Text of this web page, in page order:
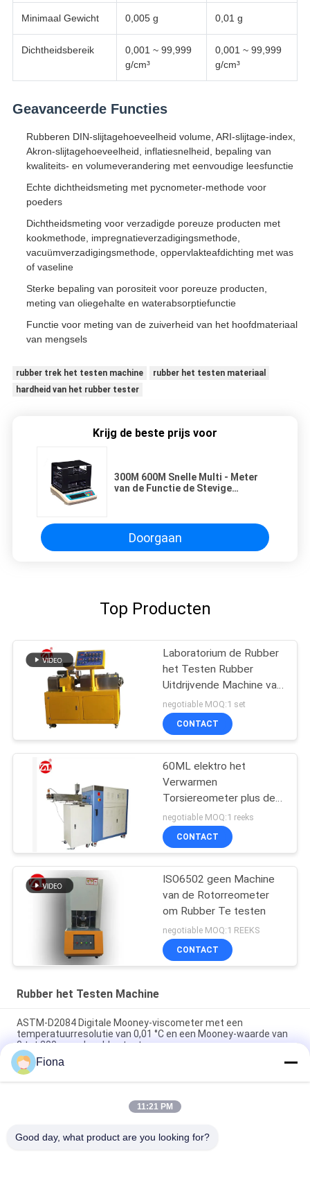
Minimaal Gewicht 0,005 g 0,01 g
Dichtheidsbereik
0,001 ~ 99,999
g/cm³
0,001 ~ 99,999
g/cm³
Geavanceerde Functies
Rubberen DIN-slijtagehoeveelheid volume, ARI-slijtage-index,
Akron-slijtagehoeveelheid, inflatiesnelheid, bepaling van
kwaliteits- en volumeverandering met eenvoudige leesfunctie
Echte dichtheidsmeting met pycnometer-methode voor
poeders
Dichtheidsmeting voor verzadigde poreuze producten met
kookmethode, impregnatieverzadigingsmethode,
vacuümverzadigingsmethode, oppervlakteafdichting met was
of vaseline
Sterke bepaling van porositeit voor poreuze producten,
meting van oliegehalte en waterabsorptiefunctie
Functie voor meting van de zuiverheid van het hoofdmateriaal
van mengsels
rubber trek het testen machine
rubber het testen materiaal
hardheid van het rubber tester
Krijg de beste prijs voor
300M 600M Snelle Multi - Meter
van de Functie de Stevige
Doorgaan
Top Producten
Laboratorium de Rubber
het Testen Rubber
Uitdrijvende Machine van
de Machine
Tweelingschroef voor
pvc-de PA van PC
negotiable MOQ:1 set
CONTACT
60ML elektro het
Verwarmen
Torsiereometer plus de
Waaier 0-300Nm van de
Mixertorsie
negotiable MOQ:1 reeks
CONTACT
ISO6502 geen Machine
van de Rotorreometer
om Rubber Te testen
negotiable MOQ:1 REEKS
CONTACT
Rubber het Testen Machine
ASTM-D2084 Digitale Mooney-viscometer met een
temperatuurresolutie van 0,01 °C en een Mooney-waarde van
0 tot 200 voor de rubbertest
Het laboratorium gebruikte Enige de Reometer van de
Spaandercontrole Rubber het Testen Machine zonder Rotor
ISO 180 digitale Charpy-impacttester met een botssnelheid
Fiona
11:21 PM
Good day, what product are you looking for?